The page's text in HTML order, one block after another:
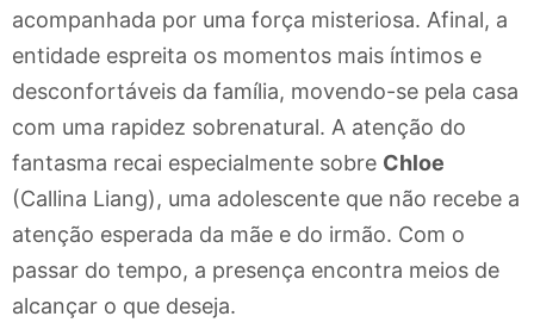
acompanhada por uma força misteriosa. Afinal, a
entidade espreita os momentos mais íntimos e
desconfortáveis da família, movendo-se pela casa
com uma rapidez sobrenatural. A atenção do
fantasma recai especialmente sobre Chloe
(Callina Liang), uma adolescente que não recebe a
atenção esperada da mãe e do irmão. Com o
passar do tempo, a presença encontra meios de
alcançar o que deseja.